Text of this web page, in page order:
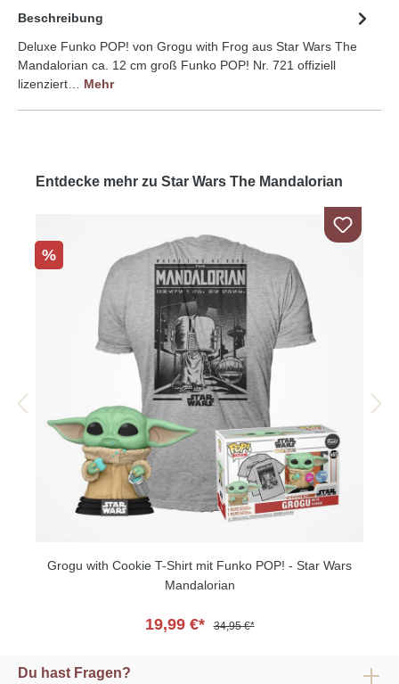
Beschreibung
Deluxe Funko POP! von Grogu with Frog aus Star Wars The
Mandalorian ca. 12 cm groß Funko POP! Nr. 721 offiziell
lizenziert… Mehr
Entdecke mehr zu Star Wars The Mandalorian
%
Grogu with Cookie T-Shirt mit Funko POP! - Star Wars
Mandalorian
19,99 €* 34,95 €*
Du hast Fragen?